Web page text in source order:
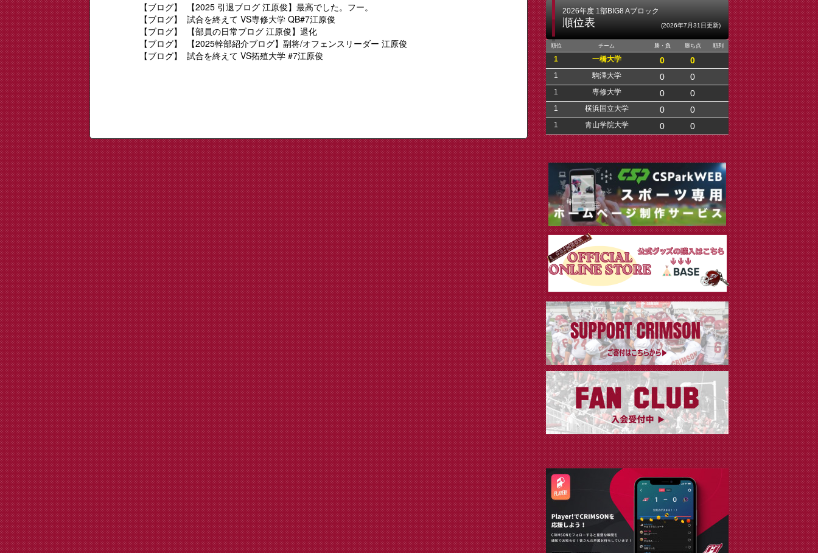
【ブログ】
【2025 引退ブログ 江原俊】最高でした。フー。
【ブログ】試合を終えて VS専修大学 QB#7江原俊
【ブログ】
【部員の日常ブログ 江原俊】退化
【ブログ】
【2025幹部紹介ブログ】副将/オフェンスリーダー 江原俊
【ブログ】試合を終えて VS拓殖大学 #7江原俊
2026年度 1部BIG8 Aブロック
順位表 (2026年7月31日更新)
順位 チーム 勝・負 勝ち点 順列
1 一橋大学 0 0
1 駒澤大学 0 0
1 専修大学 0 0
1 横浜国立大学 0 0
1 青山学院大学 0 0